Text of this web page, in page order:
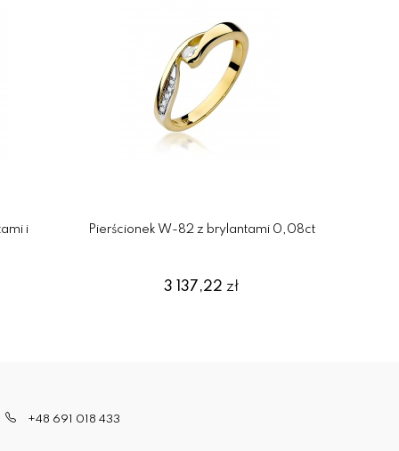
i
Pierścionek W-82 z brylantami 0,08ct
3 137,22 zł
+48 691 018 433